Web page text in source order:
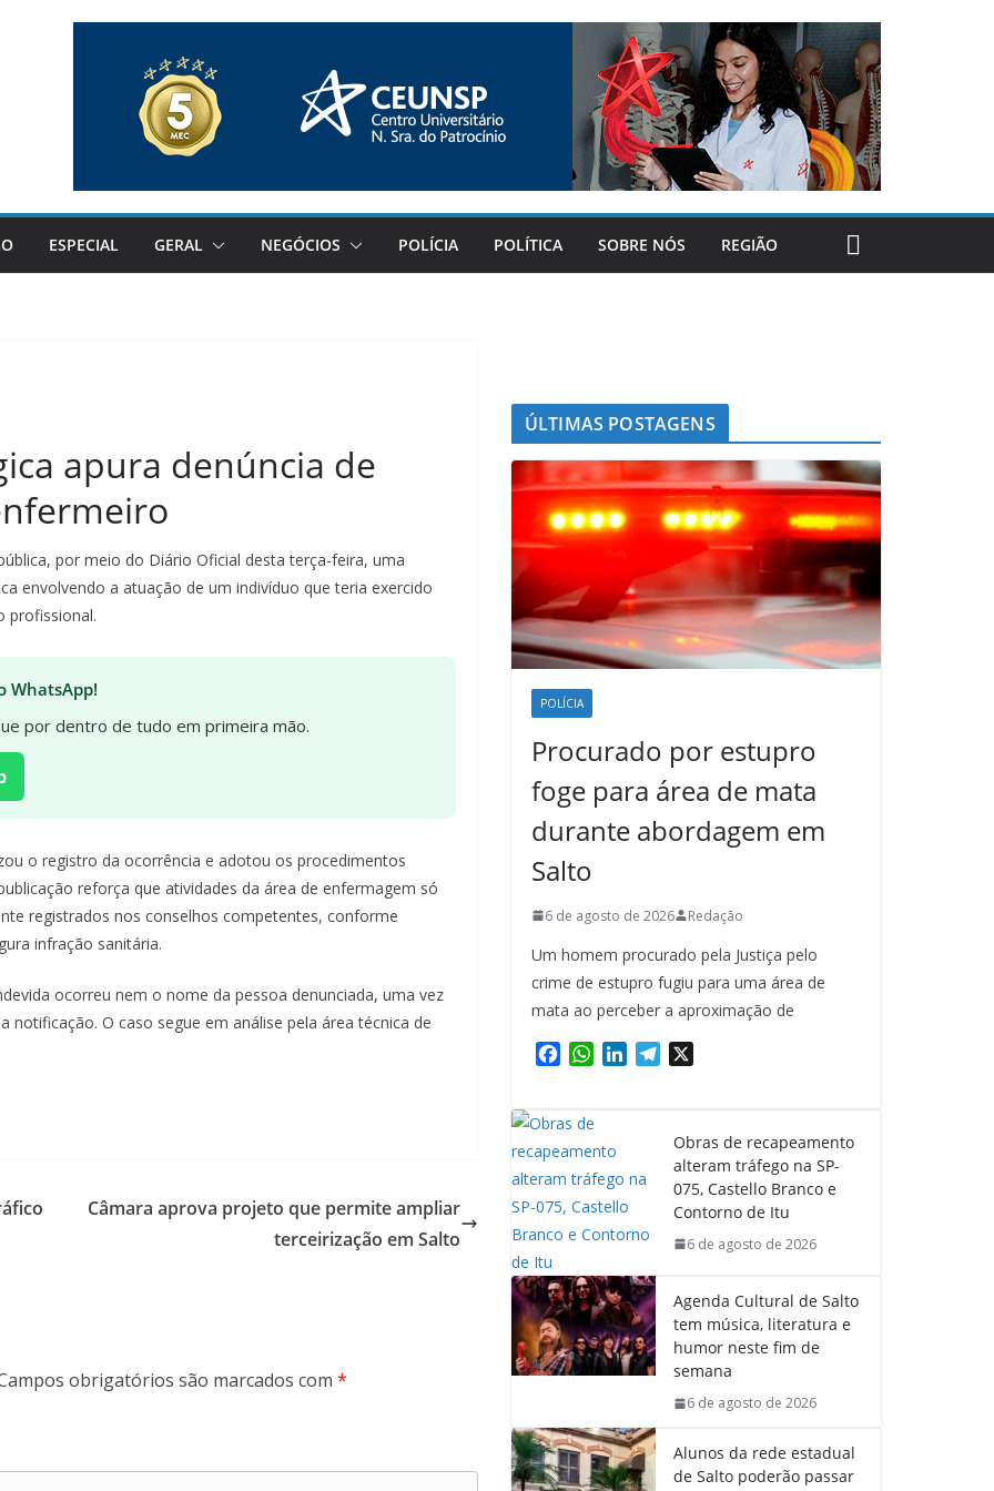
ESPECIAL GERAL NEGÓCIOS POLÍCIA POLÍTICA SOBRE NÓS REGIÃO
apura denúncia de
por meio do Diário Oficial desta terça-feira, uma
envolvendo a atuação de um indivíduo que teria exercido
profissional.
WhatsApp!
por dentro de tudo em primeira mão.
o registro da ocorrência e adotou os procedimentos
reforça que atividades da área de enfermagem só
registrados nos conselhos competentes, conforme
infração sanitária.
ocorreu nem o nome da pessoa denunciada, uma vez
O caso segue em análise pela área técnica de
Câmara aprova projeto que permite ampliar
terceirização em Salto
obrigatórios são marcados com *
ÚLTIMAS POSTAGENS
POLÍCIA
Procurado por estupro
foge para área de mata
durante abordagem em
Salto
6 de agosto de 2026 Redação
Um homem procurado pela Justiça pelo
crime de estupro fugiu para uma área de
mata ao perceber a aproximação de
e
b
o
o
k
W
s
A
p
p
d
I
n
m
Obras de recapeamento
alteram tráfego na SP-
075, Castello Branco e
Contorno de Itu
6 de agosto de 2026
Agenda Cultural de Salto
tem música, literatura e
humor neste fim de
semana
6 de agosto de 2026
Alunos da rede estadual
de Salto poderão passar